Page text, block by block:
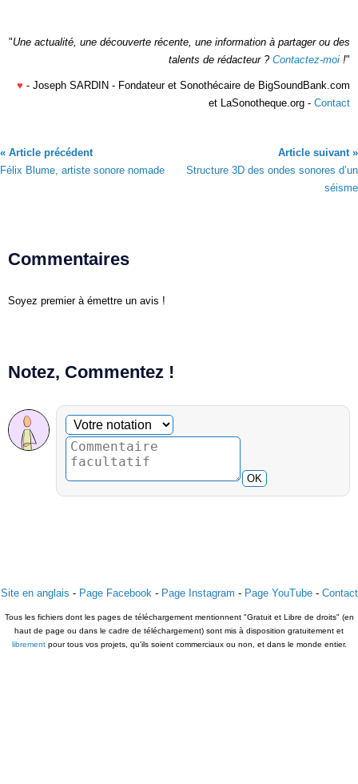
"Une actualité, une découverte récente, une information à partager ou des
talents de rédacteur ? Contactez-moi !"
♥ - Joseph SARDIN - Fondateur et Sonothécaire de BigSoundBank.com
et LaSonotheque.org - Contact
« Article précédent
Félix Blume, artiste sonore nomade
Article suivant »
Structure 3D des ondes sonores d’un
séisme
Commentaires
Soyez premier à émettre un avis !
Notez, Commentez !
Commentaire facultatif
Votre notation
OK
Site en anglais - Page Facebook - Page Instagram - Page YouTube- Contact
Tous les fichiers dont les pages de téléchargement mentionnent "Gratuit et Libre de droits" (en
haut de page ou dans le cadre de téléchargement) sont mis à disposition gratuitement et
librementpour tous vos projets, qu'ils soient commerciaux ou non, et dans le monde entier.